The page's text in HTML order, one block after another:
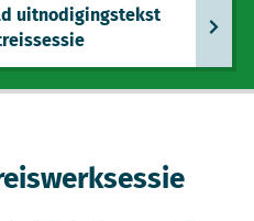
uitnodigingstekst